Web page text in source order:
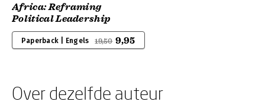
Africa: Reframing
Political Leadership
Paperback | Engels 19,50 9,95
Over dezelfde auteur